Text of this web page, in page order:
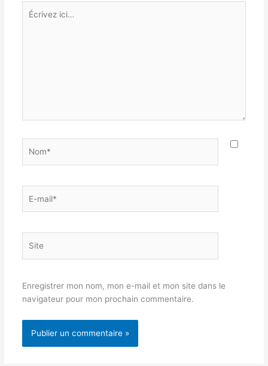
Écrivez
ici…
mail*
Enregistrer mon nom, mon e-mail et mon site dans le
navigateur pour mon prochain commentaire.